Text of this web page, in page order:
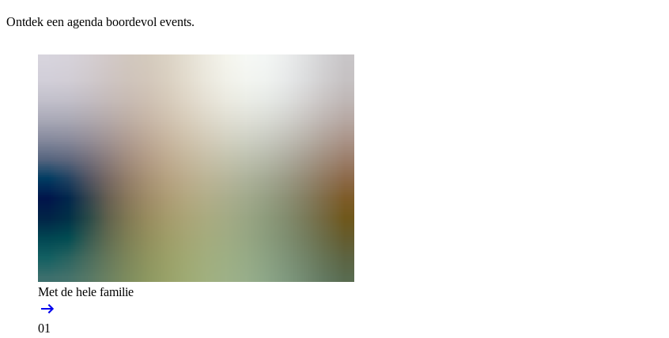
Ontdek een agenda boordevol events.
Met de hele familie
01